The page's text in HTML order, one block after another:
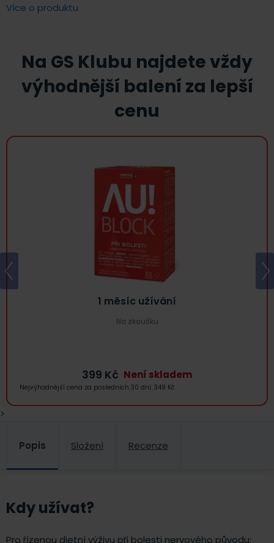
Více o produktu
Na GS Klubu najdete vždy
výhodnější balení za lepší
cenu
1 měsíc užívání
Na zkoušku
399 Kč Není skladem
Nejvýhodnější cena za posledních 30 dní: 349 Kč
>
Popis Složení Recenze
Kdy užívat?
Pro řízenou dietní výživu při bolesti nervového původu: